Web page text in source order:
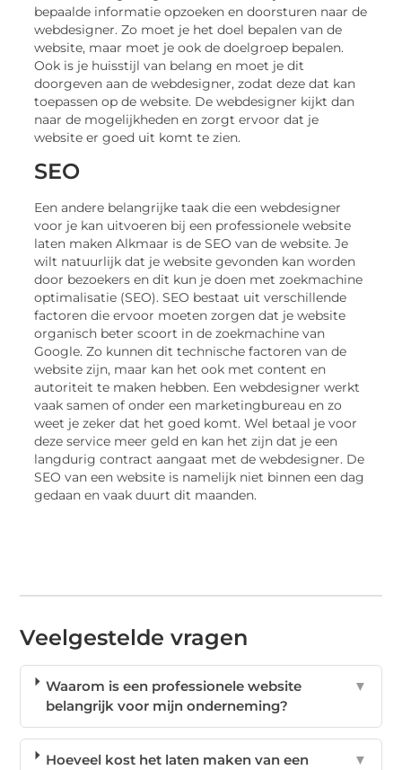
bepaalde informatie opzoeken en doorsturen naar de
webdesigner. Zo moet je het doel bepalen van de
website, maar moet je ook de doelgroep bepalen.
Ook is je huisstijl van belang en moet je dit
doorgeven aan de webdesigner, zodat deze dat kan
toepassen op de website. De webdesigner kijkt dan
naar de mogelijkheden en zorgt ervoor dat je
website er goed uit komt te zien.
SEO
Een andere belangrijke taak die een webdesigner
voor je kan uitvoeren bij een professionele website
laten maken Alkmaar is de SEO van de website. Je
wilt natuurlijk dat je website gevonden kan worden
door bezoekers en dit kun je doen met zoekmachine
optimalisatie (SEO). SEO bestaat uit verschillende
factoren die ervoor moeten zorgen dat je website
organisch beter scoort in de zoekmachine van
Google. Zo kunnen dit technische factoren van de
website zijn, maar kan het ook met content en
autoriteit te maken hebben. Een webdesigner werkt
vaak samen of onder een marketingbureau en zo
weet je zeker dat het goed komt. Wel betaal je voor
deze service meer geld en kan het zijn dat je een
langdurig contract aangaat met de webdesigner. De
SEO van een website is namelijk niet binnen een dag
gedaan en vaak duurt dit maanden.
Veelgestelde vragen
Waarom is een professionele website
belangrijk voor mijn onderneming?
▼
Hoeveel kost het laten maken van een
▼